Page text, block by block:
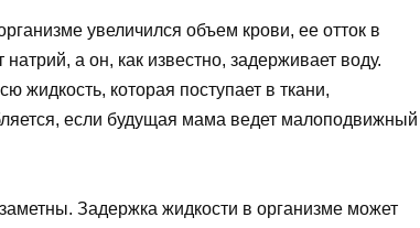
увеличился объем крови, ее отток в
а он, как известно, задерживает воду.
жидкость, которая поступает в ткани,
если будущая мама ведет малоподвижный
Задержка жидкости в организме может